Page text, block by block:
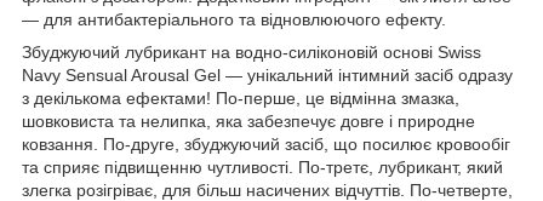
— для антибактеріального та відновлюючого ефекту.
Збуджуючий лубрикант на водно-силіконовій основі Swiss
Navy Sensual Arousal Gel — унікальний інтимний засіб одразу
з декількома ефектами! По-перше, це відмінна змазка,
шовковиста та нелипка, яка забезпечує довге і природне
ковзання. По-друге, збуджуючий засіб, що посилює кровообіг
та сприяє підвищенню чутливості. По-третє, лубрикант, який
злегка розігріває, для більш насичених відчуттів. По-четверте,